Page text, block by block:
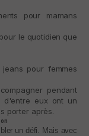
pour mamans
le quotidien que
pour femmes
pendant
d'entre eux ont un
porter après.
un défi. Mais avec